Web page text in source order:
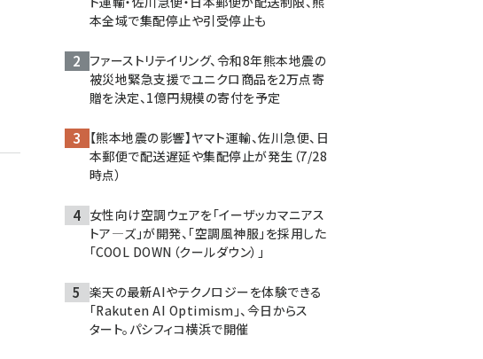
本全域で集配停止や引受停止も
ファーストリテイリング、令和8年熊本地震の
被災地緊急支援でユニクロ商品を2万点寄
贈を決定、1億円規模の寄付を予定
【熊本地震の影響】ヤマト運輸、佐川急便、日
本郵便で配送遅延や集配停止が発生（7/28
時点）
女性向け空調ウェアを「イーザッカマニアス
トア―ズ」が開発、「空調風神服」を採用した
「COOL DOWN（クールダウン）」
楽天の最新AIやテクノロジーを体験できる
「Rakuten AI Optimism」、今日からス
タート。パシフィコ横浜で開催